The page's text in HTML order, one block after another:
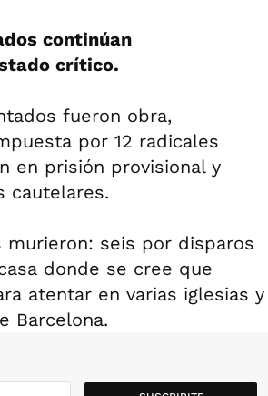
continúan
crítico.
fueron obra,
por 12 radicales
en prisión provisional y
cautelares.
seis por disparos
donde se cree que
atentar en varias iglesias y
Barcelona.